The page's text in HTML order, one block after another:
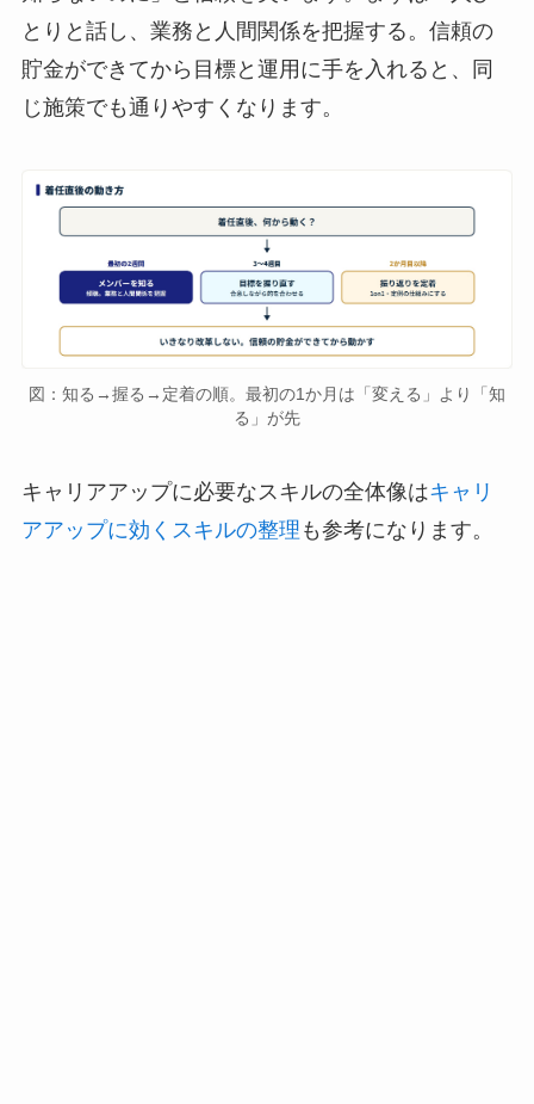
とりと話し、業務と人間関係を把握する。信頼の
貯金ができてから目標と運用に手を入れると、同
じ施策でも通りやすくなります。
図：知る→握る→定着の順。最初の1か月は「変える」より「知
る」が先
キャリアアップに必要なスキルの全体像はキャリ
アアップに効くスキルの整理 も参考になります。